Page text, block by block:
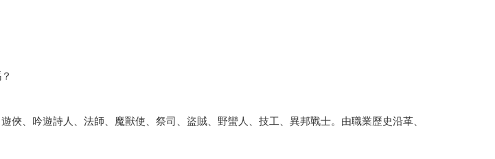
、吟遊詩人、法師、魔獸使、祭司、盜賊、野蠻人、技工、異邦戰士。由職業歷史沿革、